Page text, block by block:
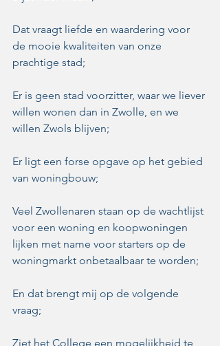
Dat vraagt liefde en waardering voor
de mooie kwaliteiten van onze
prachtige stad;
Er is geen stad voorzitter, waar we liever
willen wonen dan in Zwolle, en we
willen Zwols blijven;
Er ligt een forse opgave op het gebied
van woningbouw;
Veel Zwollenaren staan op de wachtlijst
voor een woning en koopwoningen
lijken met name voor starters op de
woningmarkt onbetaalbaar te worden;
En dat brengt mij op de volgende
vraag;
Ziet het College een mogelijkheid te